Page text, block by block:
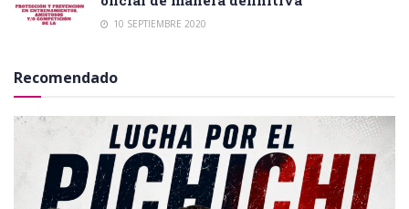
10 SEPTIEMBRE 2020
Recomendado